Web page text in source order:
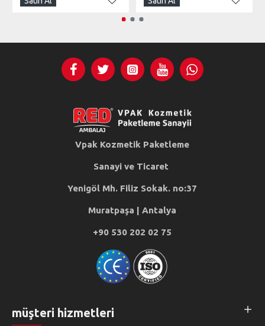
Vpak Kozmetik Paketleme
Sanayi ve Ticaret
Yenigöl Mh. Filiz Sokak. no:37
Muratpaşa | Antalya
+90 530 202 02 75
müşteri hizmetleri